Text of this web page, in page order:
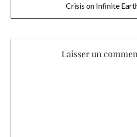
Crisis on Infinite
Laisser un